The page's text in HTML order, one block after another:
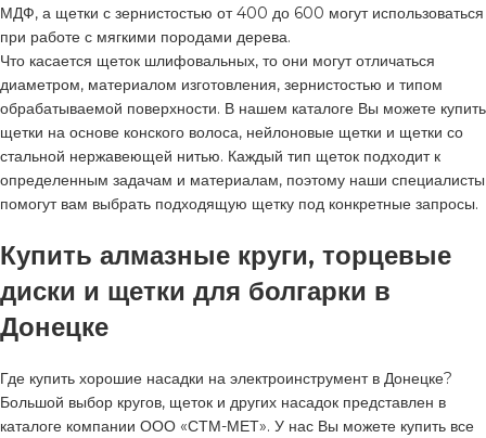
МДФ, а щетки с зернистостью от 400 до 600 могут использоваться
при работе с мягкими породами дерева.
Что касается щеток шлифовальных, то они могут отличаться
диаметром, материалом изготовления, зернистостью и типом
обрабатываемой поверхности. В нашем каталоге Вы можете купить
щетки на основе конского волоса, нейлоновые щетки и щетки со
стальной нержавеющей нитью. Каждый тип щеток подходит к
определенным задачам и материалам, поэтому наши специалисты
помогут вам выбрать подходящую щетку под конкретные запросы.
Купить алмазные круги, торцевые
диски и щетки для болгарки в
Донецке
Где купить хорошие насадки на электроинструмент в Донецке?
Большой выбор кругов, щеток и других насадок представлен в
каталоге компании ООО «СТМ-МЕТ». У нас Вы можете купить все